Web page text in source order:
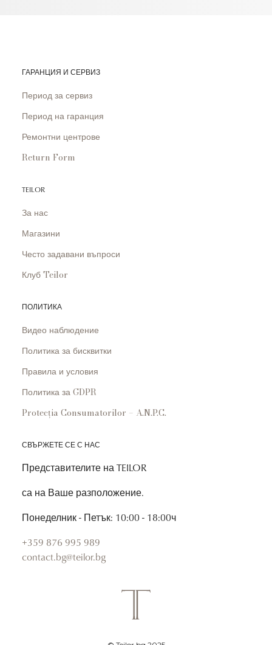
ГАРАНЦИЯ И СЕРВИЗ
Период за сервиз
Период на гаранция
Ремонтни центрове
Return Form
TEILOR
За нас
Магазини
Често задавани въпроси
Клуб Teilor
ПОЛИТИКА
Видео наблюдение
Политика за бисквитки
Правила и условия
Политика за GDPR
Protecția Consumatorilor – A.N.P.C.
СВЪРЖЕТЕ СЕ С НАС
Представителите на TEILOR
са на Ваше разположение.
Понеделник - Петък: 10:00 - 18:00ч
+359 876 995 989
contact.bg@teilor.bg